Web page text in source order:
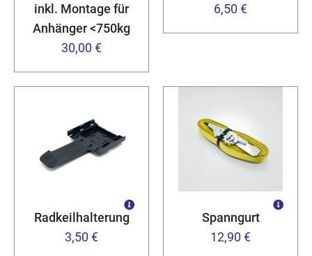
inkl. Montage für
Anhänger <750kg
30,00 €
6,50 €
Radkeilhalterung
3,50 €
Spanngurt
12,90 €